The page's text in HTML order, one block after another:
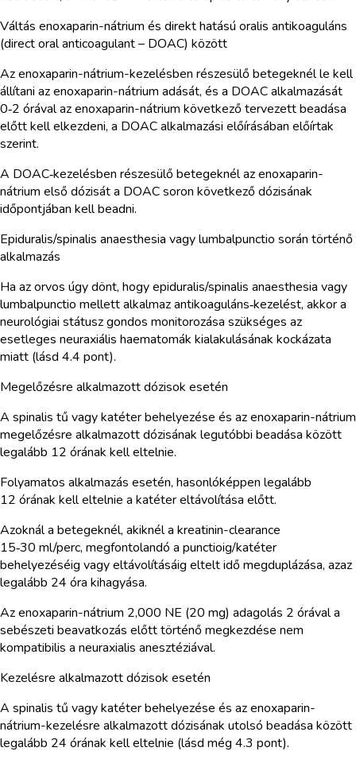
Váltás enoxaparin-nátrium és direkt hatású oralis antikoaguláns
(direct oral anticoagulant – DOAC) között
Az enoxaparin-nátrium-kezelésben részesülő betegeknél le kell
állítani az enoxaparin-nátrium adását, és a DOAC alkalmazását
0‑2 órával az enoxaparin-nátrium következő tervezett beadása
előtt kell elkezdeni, a DOAC alkalmazási előírásában előírtak
szerint.
A DOAC‑kezelésben részesülő betegeknél az enoxaparin-
nátrium első dózisát a DOAC soron következő dózisának
időpontjában kell beadni.
Epiduralis/spinalis anaesthesia vagy lumbalpunctio során történő
alkalmazás
Ha az orvos úgy dönt, hogy epiduralis/spinalis anaesthesia vagy
lumbalpunctio mellett alkalmaz antikoaguláns‑kezelést, akkor a
neurológiai státusz gondos monitorozása szükséges az
esetleges neuraxiális haematomák kialakulásának kockázata
miatt (lásd 4.4 pont).
Megelőzésre alkalmazott dózisok esetén
A spinalis tű vagy katéter behelyezése és az enoxaparin-nátrium
megelőzésre alkalmazott dózisának legutóbbi beadása között
legalább 12 órának kell eltelnie.
Folyamatos alkalmazás esetén, hasonlóképpen legalább
12 órának kell eltelnie a katéter eltávolítása előtt.
Azoknál a betegeknél, akiknél a kreatinin-clearance
15‑30 ml/perc, megfontolandó a punctioig/katéter
behelyezéséig vagy eltávolításáig eltelt idő megduplázása, azaz
legalább 24 óra kihagyása.
Az enoxaparin-nátrium 2,000 NE (20 mg) adagolás 2 órával a
sebészeti beavatkozás előtt történő megkezdése nem
kompatibilis a neuraxialis anesztéziával.
Kezelésre alkalmazott dózisok esetén
A spinalis tű vagy katéter behelyezése és az enoxaparin-
nátrium-kezelésre alkalmazott dózisának utolsó beadása között
legalább 24 órának kell eltelnie (lásd még 4.3 pont).